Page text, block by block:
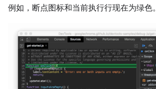
例如，断点图标和当前执行行现在为绿色。